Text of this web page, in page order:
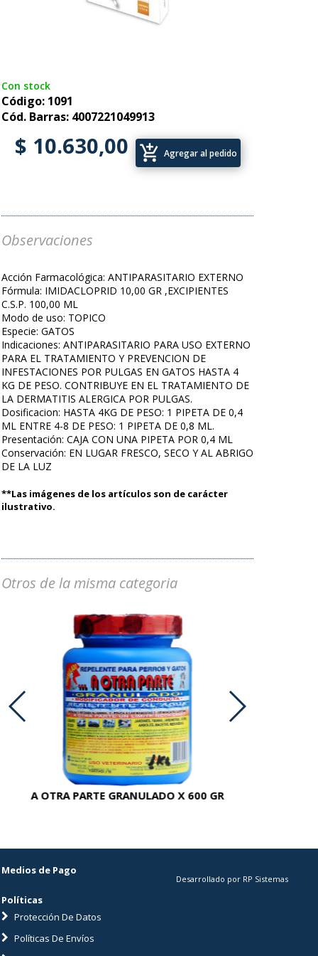
Con stock
Código: 1091
Cód. Barras: 4007221049913
$ 10.630,00 add_shopping_cart Agregar al pedido
Observaciones
Acción Farmacológica: ANTIPARASITARIO EXTERNO
Fórmula: IMIDACLOPRID 10,00 GR ,EXCIPIENTES
C.S.P. 100,00 ML
Modo de uso: TOPICO
Especie: GATOS
Indicaciones: ANTIPARASITARIO PARA USO EXTERNO
PARA EL TRATAMIENTO Y PREVENCION DE
INFESTACIONES POR PULGAS EN GATOS HASTA 4
KG DE PESO. CONTRIBUYE EN EL TRATAMIENTO DE
LA DERMATITIS ALERGICA POR PULGAS.
Dosificacion: HASTA 4KG DE PESO: 1 PIPETA DE 0,4
ML ENTRE 4-8 DE PESO: 1 PIPETA DE 0,8 ML.
Presentación: CAJA CON UNA PIPETA POR 0,4 ML
Conservación: EN LUGAR FRESCO, SECO Y AL ABRIGO
DE LA LUZ
**Las imágenes de los artículos son de carácter
ilustrativo.
Otros de la misma categoria
A OTRA PARTE GRANULADO X 600 GR
Medios de Pago
Políticas
Protección De Datos
Políticas De Envíos
Desarrollado por RP Sistemas